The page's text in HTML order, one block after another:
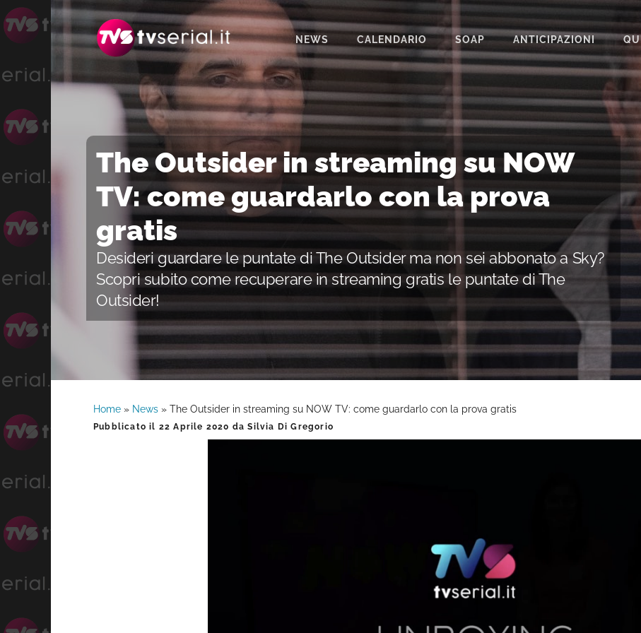
Passa
alla
navigazione
primaria
Passa
al
contenuto
principale
Passa
alla
barra
primaria
NEWS CALENDARIO SOAP
BEAUTIFUL
IL PARADISO DELLE SIGNORE
SEGRETI DI FAMIGLIA
TEMPESTA D’AMORE
ANTICIPAZIONI
The Outsider in streaming su NOW
TV: come guardarlo con la prova
gratis
Desideri guardare le puntate di The Outsider ma non sei abbonato a Sky?
Scopri subito come recuperare in streaming gratis le puntate di The
Outsider!
Home » News » The Outsider in streaming su NOW TV: come guardarlo con la prova gratis
Pubblicato il 22 Aprile 2020 daSilvia Di Gregorio
Barra